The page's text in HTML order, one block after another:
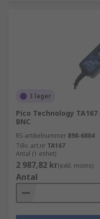
I lager
Pico Technology
BNC
RS-artikelnummer 898-6804
Tillv. art.nr TA167
Antal (1 enhet)
2 987,82 kr(exkl. moms)
Antal